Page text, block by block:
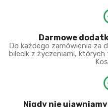
Darmowe
Do każdego zamówienia za
bilecik z życzeniami,
Nigdy nie